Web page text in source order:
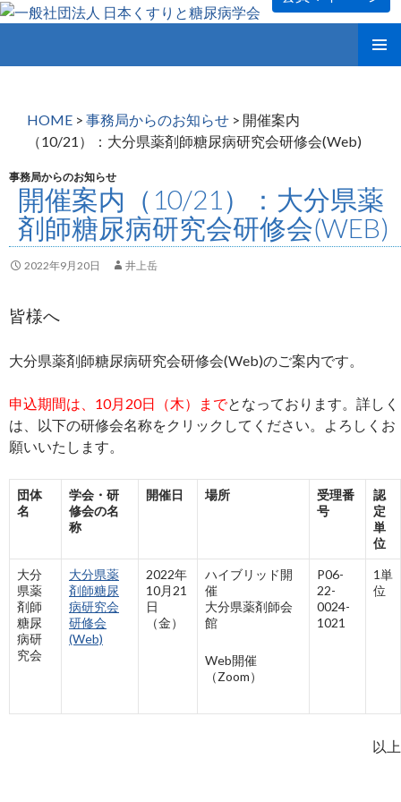
ス
キ
ッ
プ
HOME > 事務局からのお知らせ > 開催案内
（10/21）：大分県薬剤師糖尿病研究会研修会(Web)
事務局からのお知らせ
開催案内（10/21）：大分県薬
剤師糖尿病研究会研修会(WEB)
2022年9月20日 井上岳
皆様へ
大分県薬剤師糖尿病研究会研修会(Web)のご案内です。
申込期間は、10月20日（木）までとなっております。詳しく
は、以下の研修会名称をクリックしてください。よろしくお
願いいたします。
団体
名
学会・研
修会の名
称
開催日 場所
受理番
号
認
定
単
位
大分
県薬
剤師
糖尿
病研
究会
大分県薬
剤師糖尿
病研究会
研修会
(Web)
2022年
10月21
日
（金）
ハイブリッド開
催
大分県薬剤師会
館
Web開催
（Zoom）
P06-
22-
0024-
1021
1単
位
以上